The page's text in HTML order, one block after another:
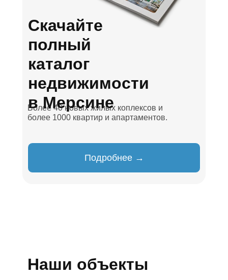
Подробнее →
Более 40 новых жилых коплексов и
более 1000 квартир и апартаментов.
Скачайте
полный
каталог
недвижимости
в Мерсине
Наши объекты